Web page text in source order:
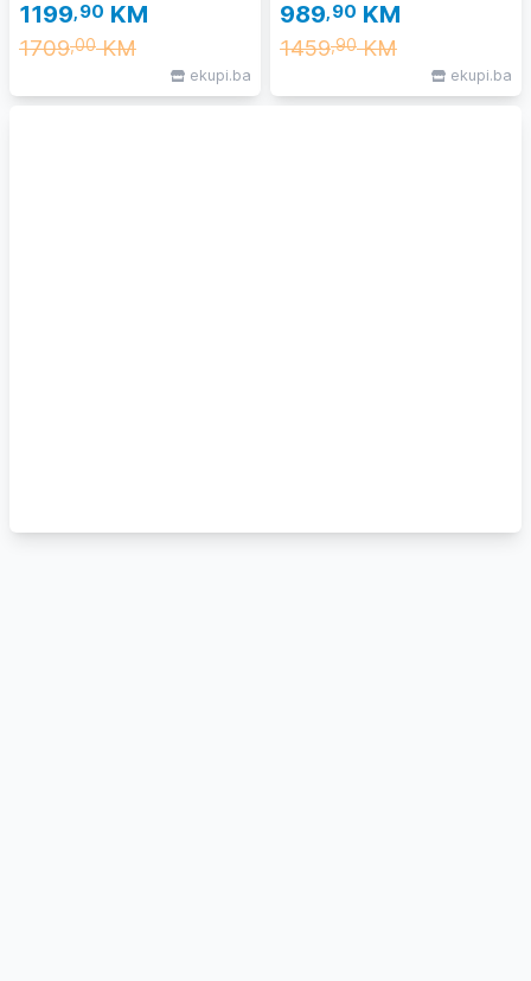
1199,90 KM
1709,00KM
ekupi.ba
989,90 KM
1459,90KM
ekupi.ba